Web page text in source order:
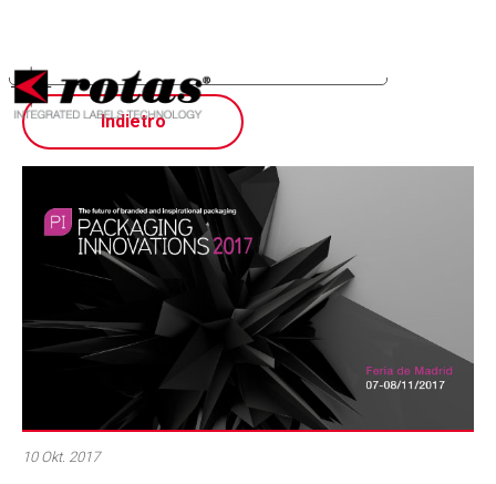
Indietro
10 Okt. 2017
Hinweis bei Erhebung